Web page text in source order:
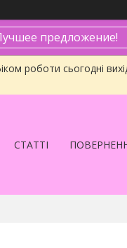
предложение!
роботи сьогодні
СТАТТІ